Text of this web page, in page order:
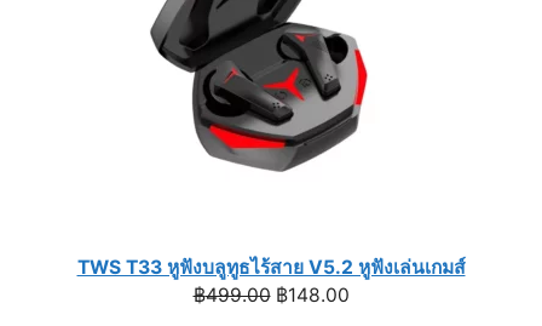
TWS T33 หูฟังบลูทูธไร้สาย V5.2 หูฟังเล่นเกมส์
฿499.00 Original
฿148.00Current